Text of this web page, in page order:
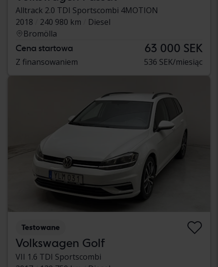
Alltrack 2.0 TDI Sportscombi 4MOTION
2018
240 980 km
Diesel
Bromölla
Cena startowa 63 000 SEK
Z finansowaniem 536 SEK/miesiąc
Testowane
Volkswagen Golf
VII 1.6 TDI Sportscombi